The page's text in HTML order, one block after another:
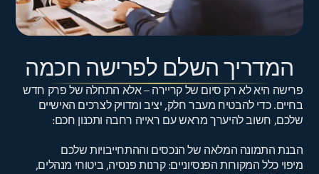
המדריך השלם לפרישה חכמה
פרישה היא לא רק סיום של קריירה – אלא התחלה של פרק חדש
בחיים. כדי להבטיח מעבר חלק, יציב ומדויק לצרכים האישיים
שלכם, חשוב להיערך מראש עם ראייה רחבה ותכנון חכם:
הבנת התמונה המלאה של הנכסים וההתחייבויות שלכם
מיפוי כלל המקורות הפנסיוניים: קרנות פנסיה, ביטוחי מנהלים,